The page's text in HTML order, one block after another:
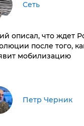
Сеть
описал, что ждет
после того,
мобилизацию
Петр Черник